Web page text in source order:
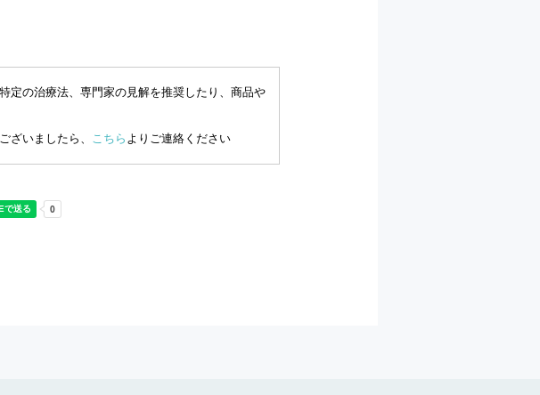
定の治療法、専門家の見解を推奨したり、商品や
ざいましたら、
こちら よりご連絡ください